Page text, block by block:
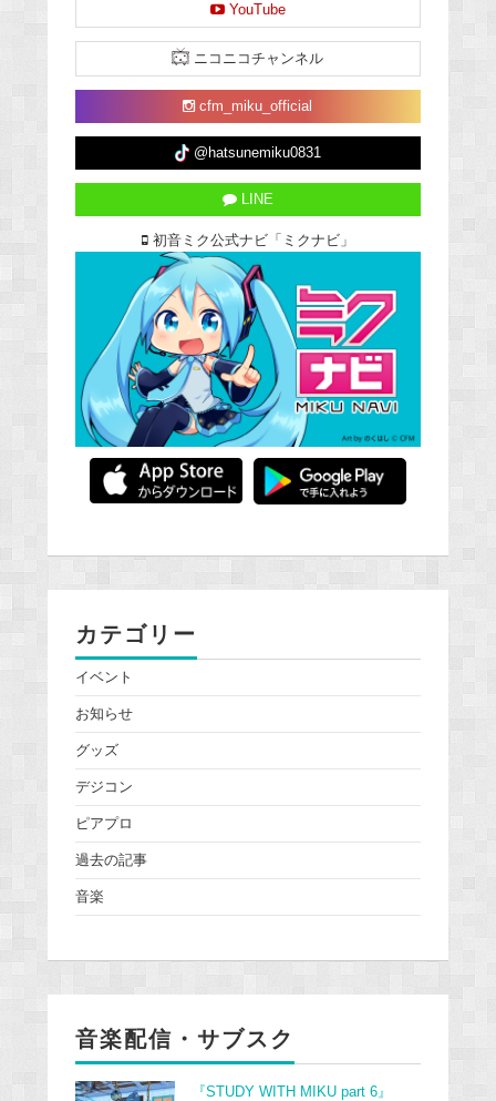
YouTube
ニコニコチャンネル
cfm_miku_official
@hatsunemiku0831
LINE
初音ミク公式ナビ「ミクナビ」
カテゴリー
イベント
お知らせ
グッズ
デジコン
ピアプロ
過去の記事
音楽
音楽配信・サブスク
『STUDY WITH MIKU part 6』